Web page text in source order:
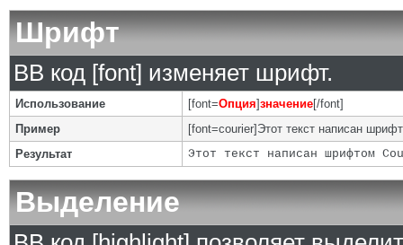
Шрифт
BB код [font] изменяет шрифт.
Использование [font=Опция]значение[/font]
Пример
[font=courier]Этот текст написан
Результат
Этот текст написан шрифтом
Выделение